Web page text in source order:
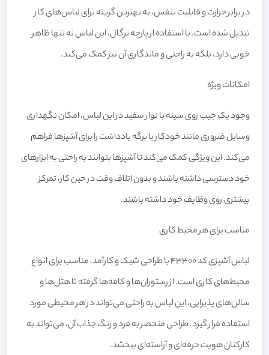
در برابر حرارت و قابلیت تنفس، به بهترین گزینه برای لباس‌های کار
تبدیل شده است. با استفاده از پارچه ترگال، این لباس نه تنها ظاهر
خوبی دارد، بلکه به راحتی و ماندگاری آن نیز کمک می‌کند.
امکانات ویژه
وجود یک جیب روی سینه با نوار سفید در این لباس، امکان نگهداری
وسایل ضروری مانند خودکار یا برگه یادداشت را برای آشپزها فراهم
می‌کند. این ویژگی کمک می‌کند تا آشپزها بتوانند به راحتی به ابزارهای
خود دسترسی داشته باشند و بدون اتلاف وقت در حین کار، تمرکز
بیشتری روی وظایف خود داشته باشند.
مناسب برای هر محیط کاری
لباس آشپزی کد 43300 با طراحی شیک و کارآمد، مناسب برای انواع
محیط‌های کاری است. از رستوران‌ها و کافه‌ها گرفته تا هتل‌ها و
سالن‌های پذیرایی، این لباس به راحتی می‌تواند در هر محیطی مورد
استفاده قرار گیرد. طراحی منحصر به فرد و رنگ جذاب آن، می‌تواند به
کارکنان هویت حرفه‌ای و آراسته‌ای ببخشد.